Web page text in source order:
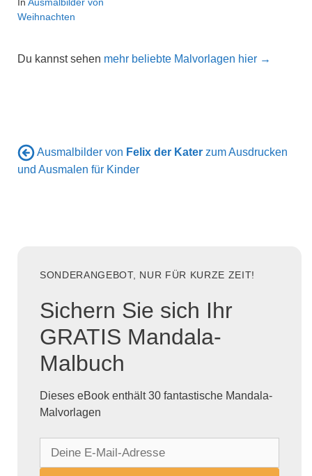
Weihnachten
Du kannst sehen mehr beliebte Malvorlagen hier →
Ausmalbilder von Felix der Kater zum Ausdrucken
und Ausmalen für Kinder
SONDERANGEBOT, NUR FÜR KURZE ZEIT!
Sichern Sie sich Ihr
GRATIS Mandala-
Malbuch
Dieses eBook enthält 30 fantastische Mandala-
Malvorlagen